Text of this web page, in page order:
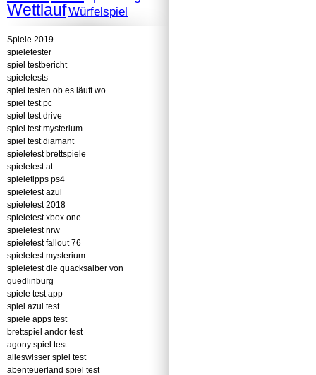
WettlaufWürfelspiel
Spiele 2019
spieletester
spiel testbericht
spieletests
spiel testen ob es läuft wo
spiel test pc
spiel test drive
spiel test mysterium
spiel test diamant
spieletest brettspiele
spieletest at
spieletipps ps4
spieletest azul
spieletest 2018
spieletest xbox one
spieletest nrw
spieletest fallout 76
spieletest mysterium
spieletest die quacksalber von
quedlinburg
spiele test app
spiel azul test
spiele apps test
brettspiel andor test
agony spiel test
alleswisser spiel test
abenteuerland spiel test